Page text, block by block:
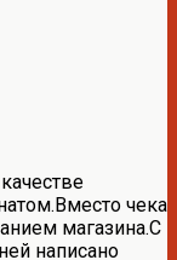
чека
магазина.С
написано